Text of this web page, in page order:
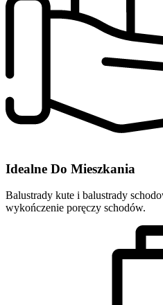
Idealne Do Mieszkania
Balustrady kute i balustrady
wykończenie poręczy schodów.